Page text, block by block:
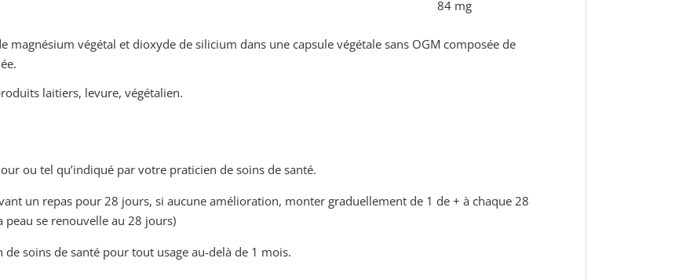
84 mg
magnésium végétal et dioxyde de silicium dans une capsule végétale sans OGM composée de
laitiers, levure, végétalien.
ou tel qu’indiqué par votre praticien de soins de santé.
un repas pour 28 jours, si aucune amélioration, monter graduellement de 1 de + à chaque 28
se renouvelle au 28 jours)
de soins de santé pour tout usage au-delà de 1 mois.